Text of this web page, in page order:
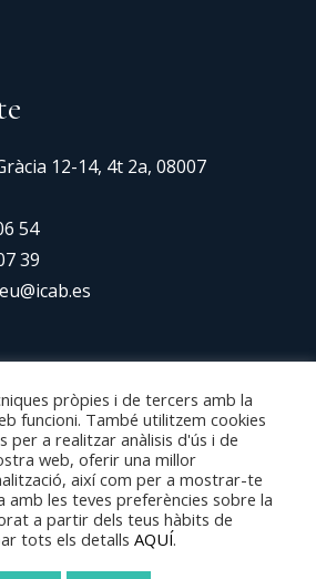
12-14, 4t 2a, 08007
54
39
© Van Den Eynde – Disseny
–Avís Legal–Politica de
pròpies i de tercers amb la
funcioni. També utilitzem cookies
per a realitzar anàlisis d'ús i de
web, oferir una millor
així com per a mostrar-te
amb les teves preferències sobre la
a partir dels teus hàbits de
tots els detalls AQUÍ.